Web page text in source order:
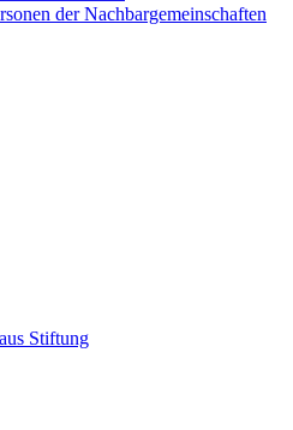
der Nachbargemeinschaften
Stiftung